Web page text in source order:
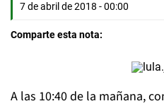
7 de abril de 2018 - 00:00
Comparte esta nota:
A las 10:40 de la mañana,